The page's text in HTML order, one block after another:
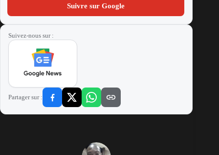
Suivre sur Google
Suivez-nous sur :
Partager sur :